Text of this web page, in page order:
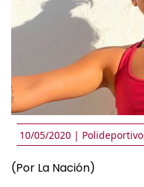
10/05/2020 | Polideportivo
(Por La Nación)